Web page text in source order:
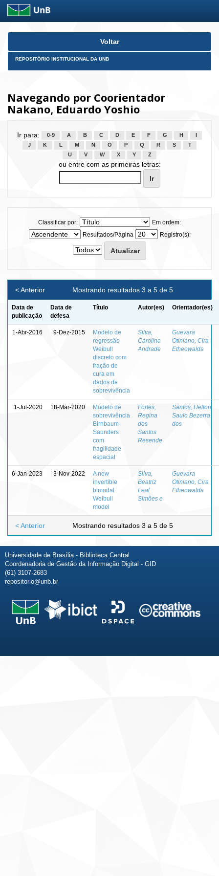
Skip
Voltar
REPOSITÓRIO INSTITUCIONAL DA UNB
Navegando por Coorientador
Nakano, Eduardo Yoshio
Ir para: 0-9 A B C D E F G H
J
K L M N O P Q R S
T
U
V W X Y Z
ou entre com as primeiras letras:
Classificar por:
Em ordem:
Resultados/Página
Registro(s):
Mostrando resultados 3 a 5 de 5
< Anterior
Data de
publicação
Data de
defesa
Título Autor(es) Orientador(es)
1-Abr-2016 9-Dez-2015
Modelo de
regressão
Weibull
discreto com
fração de
cura em
dados de
sobrevivência
Silva,
Carolina
Andrade
Guevara
Otiniano, Cira
Etheowalda
1-Jul-2020 18-Mar-2020
Modelo de
sobrevivência
Birnbaum-
Saunders
com
fragilidade
espacial
Fortes,
Regina
dos
Santos
Resende
Santos, Helton
Saulo Bezerra
dos
6-Jan-2023 3-Nov-2022
A new
invertible
bimodal
Weibull
model
Silva,
Beatriz
Leal
Simões e
Guevara
Otiniano, Cira
Etheowalda
Mostrando resultados 3 a 5 de 5
< Anterior
Universidade de Brasília - Biblioteca Central
Coordenadoria de Gestão da Informação Digital - GID
(61) 3107-2683
repositorio@unb.br